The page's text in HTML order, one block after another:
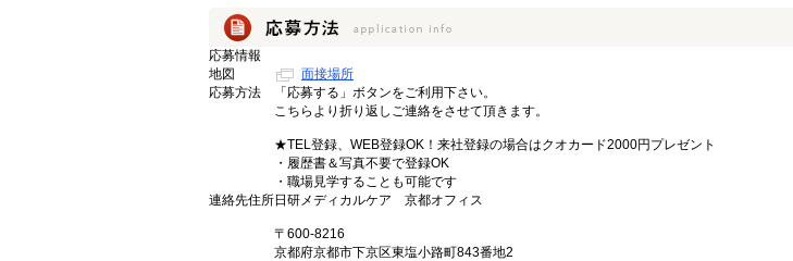
応募情報
地図
面接場所
応募方法
「応募する」ボタンをご利用下さい。
こちらより折り返しご連絡をさせて頂きます。
★TEL登録、WEB登録OK！来社登録の場合はクオカード2000円プレゼント
・履歴書＆写真不要で登録OK
・職場見学することも可能です
連絡先住所日研メディカルケア 京都オフィス
〒600-8216
京都府京都市下京区東塩小路町843番地2